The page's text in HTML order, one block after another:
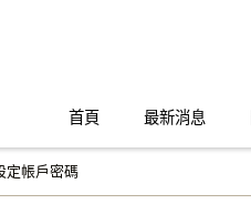
首頁 最新消息
定帳戶密碼